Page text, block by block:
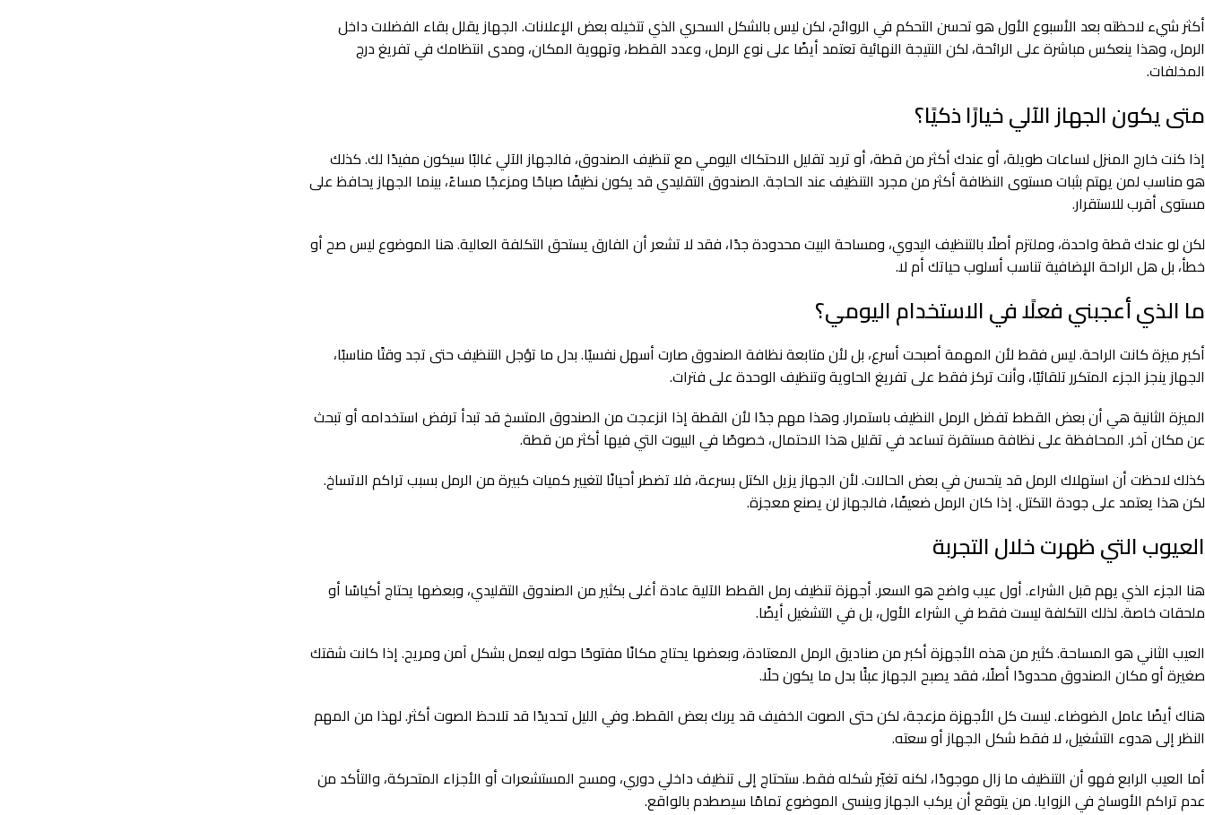
أكثر شيء لاحظته بعد الأسبوع الأول هو تحسن التحكم في الروائح، لكن ليس بالشكل السحري الذي تتخيله بعض الإعلانات. الجهاز يقلل بقاء الفضلات داخل
الرمل، وهذا ينعكس مباشرة على الرائحة، لكن النتيجة النهائية تعتمد أيضًا على نوع الرمل، وعدد القطط، وتهوية المكان، ومدى انتظامك في تفريغ درج
المخلفات.
متى يكون الجهاز الآلي خيارًا ذكيًا؟
إذا كنت خارج المنزل لساعات طويلة، أو عندك أكثر من قطة، أو تريد تقليل الاحتكاك اليومي مع تنظيف الصندوق، فالجهاز الآلي غالبًا سيكون مفيدًا لك. كذلك
هو مناسب لمن يهتم بثبات مستوى النظافة أكثر من مجرد التنظيف عند الحاجة. الصندوق التقليدي قد يكون نظيفًا صباحًا ومزعجًا مساءً، بينما الجهاز يحافظ على
مستوى أقرب للاستقرار.
لكن لو عندك قطة واحدة، وملتزم أصلًا بالتنظيف اليدوي، ومساحة البيت محدودة جدًا، فقد لا تشعر أن الفارق يستحق التكلفة العالية. هنا الموضوع ليس صح أو
خطأ، بل هل الراحة الإضافية تناسب أسلوب حياتك أم لا.
ما الذي أعجبني فعلًا في الاستخدام اليومي؟
أكبر ميزة كانت الراحة. ليس فقط لأن المهمة أصبحت أسرع، بل لأن متابعة نظافة الصندوق صارت أسهل نفسيًا. بدل ما تؤجل التنظيف حتى تجد وقتًا مناسبًا،
الجهاز ينجز الجزء المتكرر تلقائيًا، وأنت تركز فقط على تفريغ الحاوية وتنظيف الوحدة على فترات.
الميزة الثانية هي أن بعض القطط تفضل الرمل النظيف باستمرار. وهذا مهم جدًا لأن القطة إذا انزعجت من الصندوق المتسخ قد تبدأ ترفض استخدامه أو تبحث
عن مكان آخر. المحافظة على نظافة مستقرة تساعد في تقليل هذا الاحتمال، خصوصًا في البيوت التي فيها أكثر من قطة.
كذلك لاحظت أن استهلاك الرمل قد يتحسن في بعض الحالات. لأن الجهاز يزيل الكتل بسرعة، فلا تضطر أحيانًا لتغيير كميات كبيرة من الرمل بسبب تراكم الاتساخ.
لكن هذا يعتمد على جودة التكتل. إذا كان الرمل ضعيفًا، فالجهاز لن يصنع معجزة.
العيوب التي ظهرت خلال التجربة
هنا الجزء الذي يهم قبل الشراء. أول عيب واضح هو السعر. أجهزة تنظيف رمل القطط الآلية عادة أغلى بكثير من الصندوق التقليدي، وبعضها يحتاج أكياسًا أو
ملحقات خاصة. لذلك التكلفة ليست فقط في الشراء الأول، بل في التشغيل أيضًا.
العيب الثاني هو المساحة. كثير من هذه الأجهزة أكبر من صناديق الرمل المعتادة، وبعضها يحتاج مكانًا مفتوحًا حوله ليعمل بشكل آمن ومريح. إذا كانت شقتك
صغيرة أو مكان الصندوق محدودًا أصلًا، فقد يصبح الجهاز عبئًا بدل ما يكون حلًا.
هناك أيضًا عامل الضوضاء. ليست كل الأجهزة مزعجة، لكن حتى الصوت الخفيف قد يربك بعض القطط. وفي الليل تحديدًا قد تلاحظ الصوت أكثر. لهذا من المهم
النظر إلى هدوء التشغيل، لا فقط شكل الجهاز أو سعته.
أما العيب الرابع فهو أن التنظيف ما زال موجودًا، لكنه تغيّر شكله فقط. ستحتاج إلى تنظيف داخلي دوري، ومسح المستشعرات أو الأجزاء المتحركة، والتأكد من
عدم تراكم الأوساخ في الزوايا. من يتوقع أن يركب الجهاز وينسى الموضوع تمامًا سيصطدم بالواقع.